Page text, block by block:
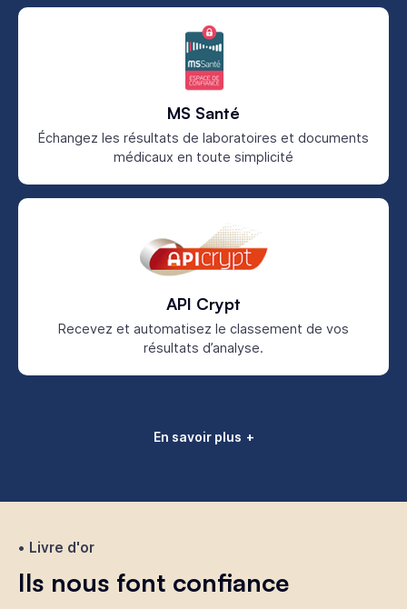
MS Santé
Échangez les résultats de laboratoires et documents
médicaux en toute simplicité
API Crypt
Recevez et automatisez le classement de vos
résultats d’analyse.
En savoir plus
Livre d'or
Ils nous font confiance